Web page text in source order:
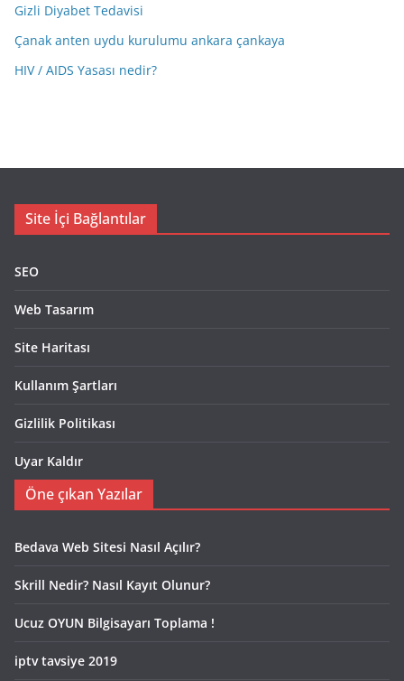
Gizli Diyabet Tedavisi
Çanak anten uydu kurulumu ankara çankaya
HIV / AIDS Yasası nedir?
Site İçi Bağlantılar
SEO
Web Tasarım
Site Haritası
Kullanım Şartları
Gizlilik Politikası
Uyar Kaldır
Öne çıkan Yazılar
Bedava Web Sitesi Nasıl Açılır?
Skrill Nedir? Nasıl Kayıt Olunur?
Ucuz OYUN Bilgisayarı Toplama !
iptv tavsiye 2019